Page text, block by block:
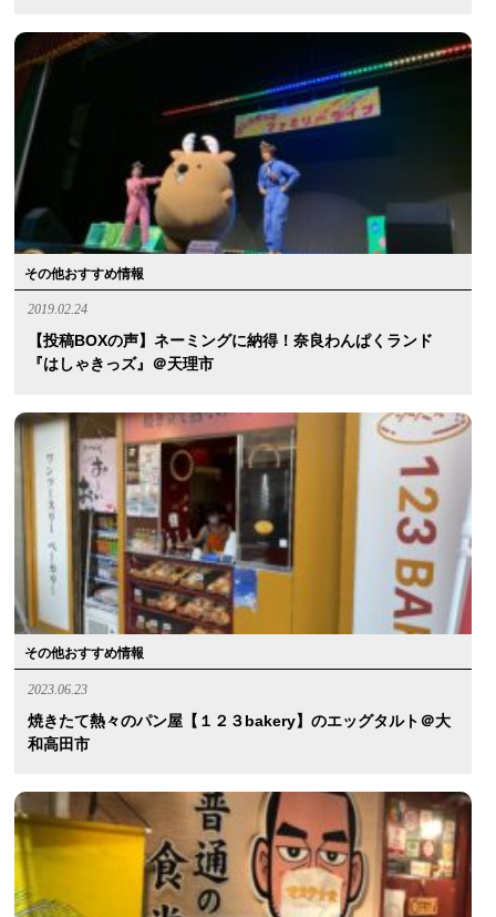
その他おすすめ情報
2019.02.24
【投稿BOXの声】ネーミングに納得！奈良わんぱくランド
『はしゃきっズ』＠天理市
その他おすすめ情報
2023.06.23
焼きたて熱々のパン屋【１２３bakery】のエッグタルト＠大
和高田市